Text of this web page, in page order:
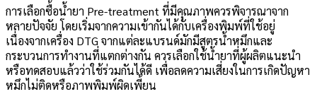
การเลือกซื้อน้ำยา Pre-treatment ที่มีคุณภาพควรพิจารณาจาก
หลายปัจจัย โดยเริ่มจากความเข้ากันได้กับเครื่องพิมพ์ที่ใช้อยู่
เนื่องจากเครื่อง DTG จากแต่ละแบรนด์มักมีสูตรน้ำหมึกและ
กระบวนการทำงานที่แตกต่างกัน ควรเลือกใช้น้ำยาที่ผู้ผลิตแนะนำ
หรือทดสอบแล้วว่าใช้ร่วมกันได้ดี เพื่อลดความเสี่ยงในการเกิดปัญหา
หมึกไม่ติดหรือภาพพิมพ์ผิดเพี้ยน